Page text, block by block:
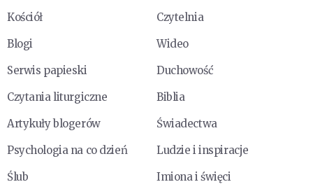
Kościół
Czytelnia
Blogi
Wideo
Serwis papieski
Duchowość
Czytania liturgiczne
Biblia
Artykuły blogerów
Świadectwa
Psychologia na co dzień
Ludzie i inspiracje
Ślub
Imiona i święci